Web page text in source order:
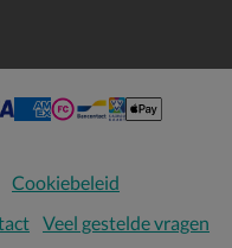
Cookiebeleid
Veel gestelde vragen